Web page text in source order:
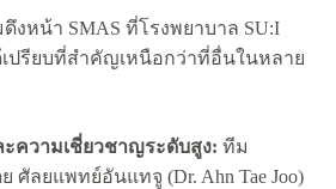
งหน้า SMAS ที่โรงพยาบาล SU:I
เปรียบที่สำคัญเหนือกว่าที่อื่นในหลาย
ความเชี่ยวชาญระดับสูง: ทีม
ศัลยแพทย์อันแทจู (Dr. Ahn Tae Joo)